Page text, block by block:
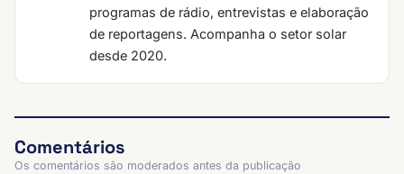
programas de rádio, entrevistas e elaboração
de reportagens. Acompanha o setor solar
desde 2020.
Comentários
Os comentários são moderados antes da publicação